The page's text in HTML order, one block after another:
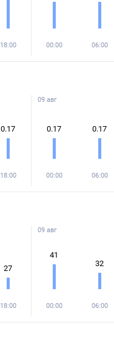
18:00 00:00 06:00
0.17
18:00
09 авг
0.17
00:00
0.17
06:00
27
18:00
09 авг
41
00:00
32
06:00